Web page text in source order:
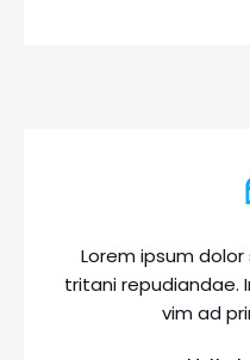
Lorem ipsum
tritani repudiandae.
vim ad